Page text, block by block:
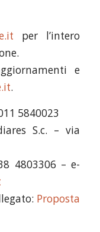
per l’intero
e
.
5840023
S.c. – via
4803306 – e-
Proposta